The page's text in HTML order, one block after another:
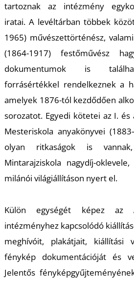
tartoznak az intézmény
iratai.A levéltárban többek
1965) művészettörténész,
(1864-1917) festőművész
dokumentumok
is
forrásértékkel rendelkeznek a
amelyek1876-tól kezdődően
sorozatot. Egyedi kötetei az I. és
Mesteriskola anyakönyvei
olyan ritkaságok is
Mintarajziskola nagydíj-
milánói világiállításon nyert el.
Külön egységét képez az
intézményhez kapcsolódó
meghívóit, plakátjait, kiállítási
fénykép dokumentációját és
Jelentős